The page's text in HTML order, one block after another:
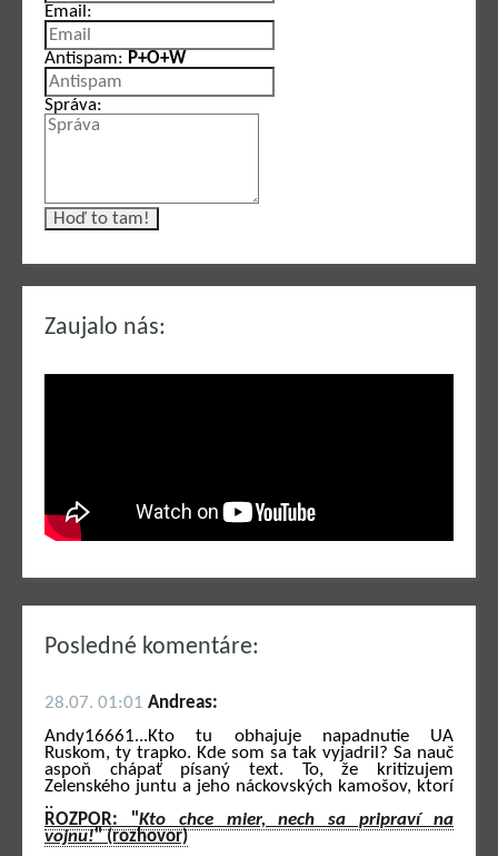
Zaujalo nás:
Posledné komentáre:
28.07. 01:01 Andreas:
Andy16661...Kto tu obhajuje napadnutie UA
Ruskom, ty trapko. Kde som sa tak vyjadril? Sa nauč
aspoň chápať písaný text. To, že kritizujem
Zelenského juntu a jeho náckovských kamošov, ktorí
..
ROZPOR: "Kto chce mier, nech sa pripraví na
vojnu!" (rozhovor)
Email:
Antispam: P+O+W
Správa: